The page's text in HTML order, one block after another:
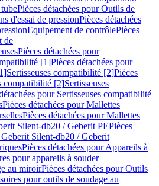
Pièces détachées pour Outils de
d'essai de pressionPièces détachées
Equipement de contrôlePièces
de
Pièces détachées pour
[1]Pièces détachées pour
Sertisseuses compatibilité [2]Pièces
compatibilité [2]Sertisseuses
pour Sertisseuses compatibilité
Pièces détachées pour Mallettes
Pièces détachées pour Mallettes
Silent-db20 / Geberit PEPièces
Silent-db20 / Geberit
Pièces détachées pour Appareils à
pour appareils à souder
au miroirPièces détachées pour Outils
pour outils de soudage au